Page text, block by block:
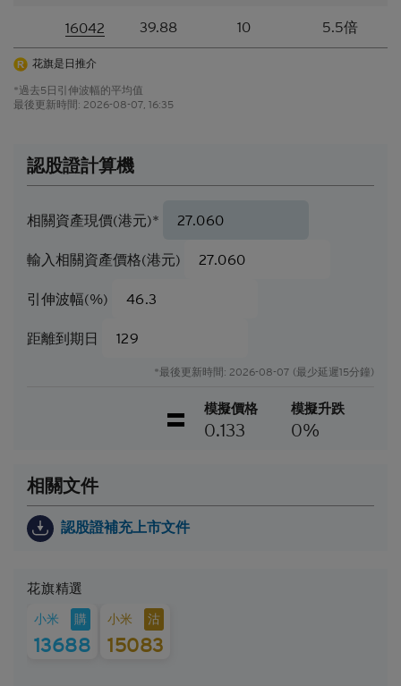
閣下可能無法收回部份或甚至全部應收款項
。如閣下
投資結構性產品，所依賴的是發行人的信譽。結構性
產品的價格可急升或急跌，投資者或會蒙受全盤損
的。花旗環球金融亞洲有限公司或會是結構性產品的
業績或事件會與當中的任何見解、預測或估計一致。
閣下應當慎防實際業績可能會與任何前瞻性陳述所載
者有重大差異。過往表現並非日後業績的指標。
可贖回牛熊證（「牛熊證」）設有強制贖回機制。在
款及細則的前提下，當相關資產的現貨價/現貨水平
終止。在該情況下，閣下將不會收到任何現金付款
現金付款（如屬R類牛熊證）。
因此，有意投資的人士應當確保其本人明白結構性產
法律、稅務、會計、財務及其他專業顧問，確保任何
投資結構性產品的決定均適當地考慮到投資者的具體
任何受託責任或法律責任。
就每次發行的結構性產品而言，閣下應當細閱及瞭解
結構性產品的條款及細則，以及基本上市文件（包括
亞洲有限公司的辦事處索取，地址為香港中環花園道
3號冠君大廈50樓。
Citigroup的成員公司可能會進行本身的坐盤買賣，可
16042 39.88 10 5.5倍
花旗是日推介
*過去5日引伸波幅的平均值
最後更新時間: 2026-08-07, 16:35
認股證計算機
相關資產現價(港元)*
輸入相關資產價格(港元)
引伸波幅(%)
距離到期日
*最後更新時間: 2026-08-07 (最少延遲15分鐘)
模擬價格
0.133
模擬升跌
0%
相關文件
認股證補充上市文件
花旗精選
小米 購
13688
小米 沽
15083